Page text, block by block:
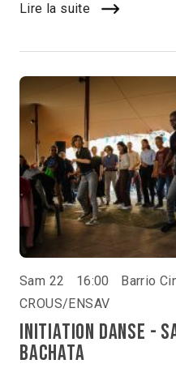
Lire la suite
Sam 22 16:00
Barrio
CROUS/ENSAV
Initiation danse -
Bachata